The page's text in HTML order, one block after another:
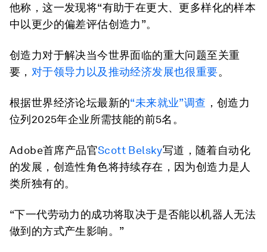
他称，这一发现将“有助于在更大、更多样化的样本
中以更少的偏差评估创造力”。
创造力对于解决当今世界面临的重大问题至关重
要， 对于领导力以及推动经济发展也很重要。
根据世界经济论坛最新的“未来就业”调查 ，创造力
位列2025年企业所需技能的前5名。
Adobe首席产品官Scott Belsky写道，随着自动化
的发展，创造性角色将持续存在，因为创造力是人
类所独有的。
“下一代劳动力的成功将取决于是否能以机器人无法
做到的方式产生影响。”